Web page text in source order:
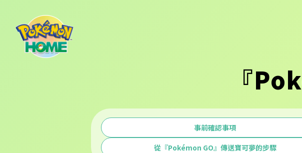
『
事前確認事項
從『Pokémon GO』傳送寶可夢的步驟